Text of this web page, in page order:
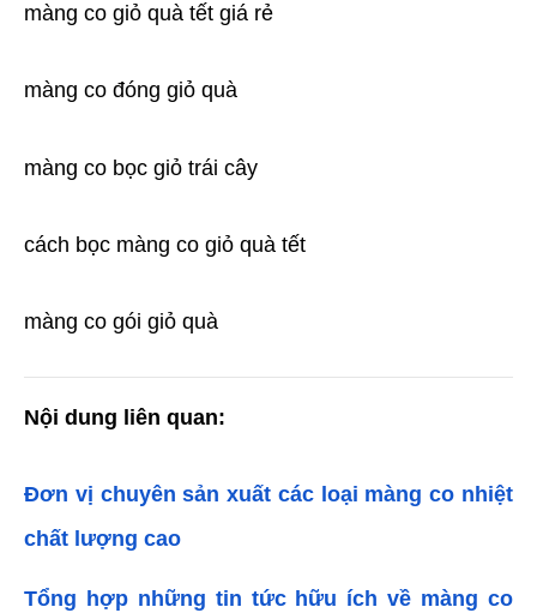
màng co giỏ quà tết giá rẻ
màng co đóng giỏ quà
màng co bọc giỏ trái cây
cách bọc màng co giỏ quà tết
màng co gói giỏ quà
Nội dung liên quan:
Đơn vị chuyên sản xuất các loại màng co nhiệt
chất lượng cao
Tổng hợp những tin tức hữu ích về màng co